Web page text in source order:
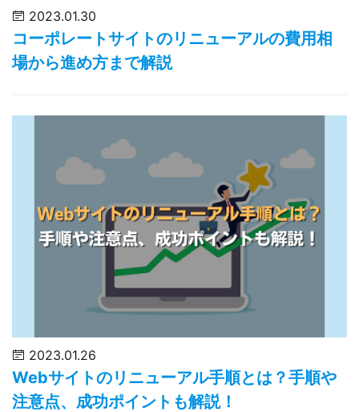
2023.01.30
コーポレートサイトのリニューアルの費用相
場から進め方まで解説
2023.01.26
Webサイトのリニューアル手順とは？手順や
注意点、成功ポイントも解説！